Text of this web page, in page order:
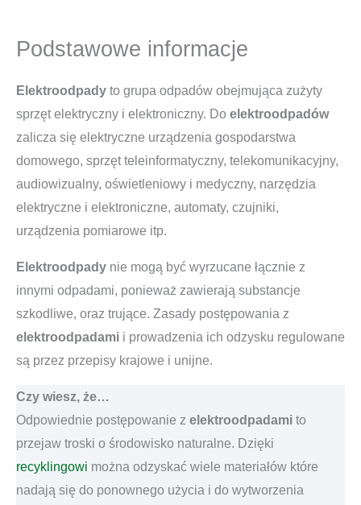
Podstawowe informacje
Elektroodpady to grupa odpadów obejmująca zużyty
sprzęt elektryczny i elektroniczny. Do elektroodpadów
zalicza się elektryczne urządzenia gospodarstwa
domowego, sprzęt teleinformatyczny, telekomunikacyjny,
audiowizualny, oświetleniowy i medyczny, narzędzia
elektryczne i elektroniczne, automaty, czujniki,
urządzenia pomiarowe itp.
Elektroodpady nie mogą być wyrzucane łącznie z
innymi odpadami, ponieważ zawierają substancje
szkodliwe, oraz trujące. Zasady postępowania z
elektroodpadami i prowadzenia ich odzysku regulowane
są przez przepisy krajowe i unijne.
Czy wiesz, że…
Odpowiednie postępowanie z elektroodpadami to
przejaw troski o środowisko naturalne. Dzięki
recyklingowi można odzyskać wiele materiałów które
nadają się do ponownego użycia i do wytworzenia